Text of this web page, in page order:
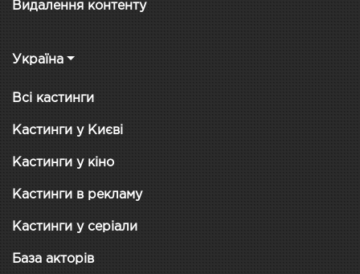
Видалення контенту
Україна
Всі кастинги
Кастинги у Києві
Кастинги у кіно
Кастинги в рекламу
Кастинги у серіали
База акторів